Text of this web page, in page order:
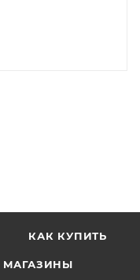
КАК КУПИТЬ
МАГАЗИНЫ